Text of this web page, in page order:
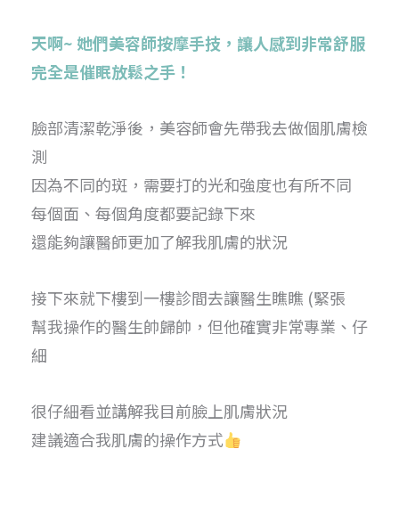
天啊~ 她們美容師按摩手技，讓人感到非常舒服
完全是催眠放鬆之手！
臉部清潔乾淨後，美容師會先帶我去做個肌膚檢
測
因為不同的斑，需要打的光和強度也有所不同
每個面、每個角度都要記錄下來
還能夠讓醫師更加了解我肌膚的狀況
接下來就下樓到一樓診間去讓醫生瞧瞧 (緊張
幫我操作的醫生帥歸帥，但他確實非常專業、仔
細
很仔細看並講解我目前臉上肌膚狀況
建議適合我肌膚的操作方式